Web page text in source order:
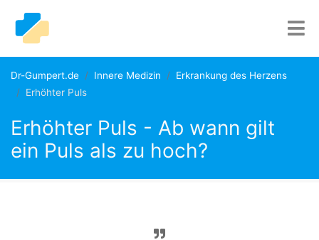
Dr-Gumpert.de Innere Medizin
Erkrankung des Herzens
Erhöhter Puls
Erhöhter Puls - Ab wann gilt
ein Puls als zu hoch?